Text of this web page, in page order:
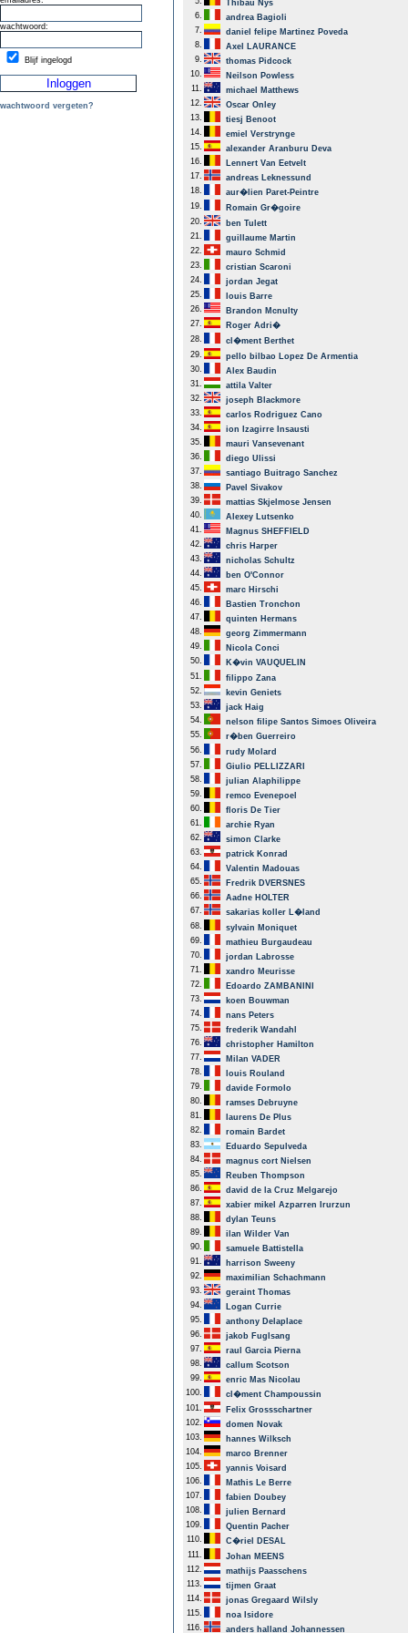
wachtwoord:
Blijf ingelogd
wachtwoord vergeten?
Thibau Nys
6.
andrea Bagioli
7.
daniel felipe Martinez Poveda
8.
Axel LAURANCE
9.
thomas Pidcock
10.
Neilson Powless
11.
michael Matthews
12.
Oscar Onley
13.
tiesj Benoot
14.
emiel Verstrynge
15.
alexander Aranburu Deva
16.
Lennert Van Eetvelt
17.
andreas Leknessund
18.
aur�lien Paret-Peintre
19.
Romain Gr�goire
20.
ben Tulett
21.
guillaume Martin
22.
mauro Schmid
23.
cristian Scaroni
24.
jordan Jegat
25.
louis Barre
26.
Brandon Mcnulty
27.
Roger Adri�
28.
cl�ment Berthet
29.
pello bilbao Lopez De Armentia
30.
Alex Baudin
31.
attila Valter
32.
joseph Blackmore
33.
carlos Rodriguez Cano
34.
ion Izagirre Insausti
35.
mauri Vansevenant
36.
diego Ulissi
37.
santiago Buitrago Sanchez
38.
Pavel Sivakov
39.
mattias Skjelmose Jensen
40.
Alexey Lutsenko
41.
Magnus SHEFFIELD
42.
chris Harper
43.
nicholas Schultz
44.
ben O'Connor
45.
marc Hirschi
46.
Bastien Tronchon
47.
quinten Hermans
48.
georg Zimmermann
49.
Nicola Conci
50.
K�vin VAUQUELIN
51.
filippo Zana
52.
kevin Geniets
53.
jack Haig
54.
nelson filipe Santos Simoes Oliveira
55.
r�ben Guerreiro
56.
rudy Molard
57.
Giulio PELLIZZARI
58.
julian Alaphilippe
59.
remco Evenepoel
60.
floris De Tier
61.
archie Ryan
62.
simon Clarke
63.
patrick Konrad
64.
Valentin Madouas
65.
Fredrik DVERSNES
66.
Aadne HOLTER
67.
sakarias koller L�land
68.
sylvain Moniquet
69.
mathieu Burgaudeau
70.
jordan Labrosse
71.
xandro Meurisse
72.
Edoardo ZAMBANINI
73.
koen Bouwman
74.
nans Peters
75.
frederik Wandahl
76.
christopher Hamilton
77.
Milan VADER
78.
louis Rouland
79.
davide Formolo
80.
ramses Debruyne
81.
laurens De Plus
82.
romain Bardet
83.
Eduardo Sepulveda
84.
magnus cort Nielsen
85.
Reuben Thompson
86.
david de la Cruz Melgarejo
87.
xabier mikel Azparren Irurzun
88.
dylan Teuns
89.
ilan Wilder Van
90.
samuele Battistella
91.
harrison Sweeny
92.
maximilian Schachmann
93.
geraint Thomas
94.
Logan Currie
95.
anthony Delaplace
96.
jakob Fuglsang
97.
raul Garcia Pierna
98.
callum Scotson
99.
enric Mas Nicolau
100.
cl�ment Champoussin
101.
Felix Grossschartner
102.
domen Novak
103.
hannes Wilksch
104.
marco Brenner
105.
yannis Voisard
106.
Mathis Le Berre
107.
fabien Doubey
108.
julien Bernard
109.
Quentin Pacher
110.
C�riel DESAL
111.
Johan MEENS
112.
mathijs Paasschens
113.
tijmen Graat
114.
jonas Gregaard Wilsly
115.
noa Isidore
116.
anders halland Johannessen